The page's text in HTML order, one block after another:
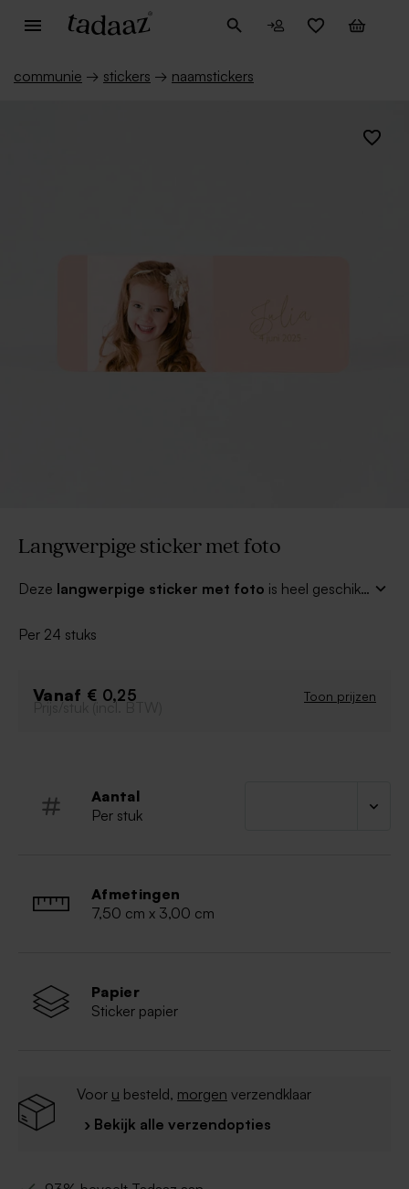
communie → stickers → naamstickers
Langwerpige sticker met foto
Deze langwerpige sticker met foto is heel geschikt
kun je er ook andere producten mee versieren! De
Per 24 stuks
Vanaf € 0,25 Toon prijzen
Prijs/stuk (incl. BTW)
Aantal
Per stuk
Afmetingen
7,50 cm x 3,00 cm
Papier
Sticker papier
Voor u besteld, morgen verzendklaar
› Bekijk alle verzendopties